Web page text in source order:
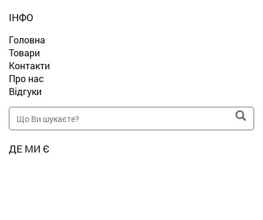
ІНФО
Головна
Товари
Контакти
Про нас
Відгуки
ДЕ МИ Є